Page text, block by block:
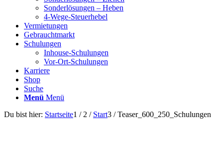
Sonderlösungen – Heben
4-Wege-Steuerhebel
Vermietungen
Gebrauchtmarkt
Schulungen
Inhouse-Schulungen
Vor-Ort-Schulungen
Karriere
Shop
Suche
Menü Menü
Du bist hier: Startseite1 / 2 / Start3 / Teaser_600_250_Schulungen